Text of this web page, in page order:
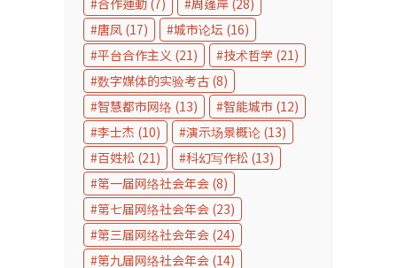
唐凤 (17) 城市论坛 (16)
平台合作主义 (21) 技术哲学 (21)
数字媒体的实验考古 (8)
智慧都市网络 (13) 智能城市 (12)
李士杰 (10) 演示场景概论 (13)
百姓松 (21) 科幻写作松 (13)
第一届网络社会年会 (8)
第七届网络社会年会 (23)
第三届网络社会年会 (24)
第九届网络社会年会 (14)